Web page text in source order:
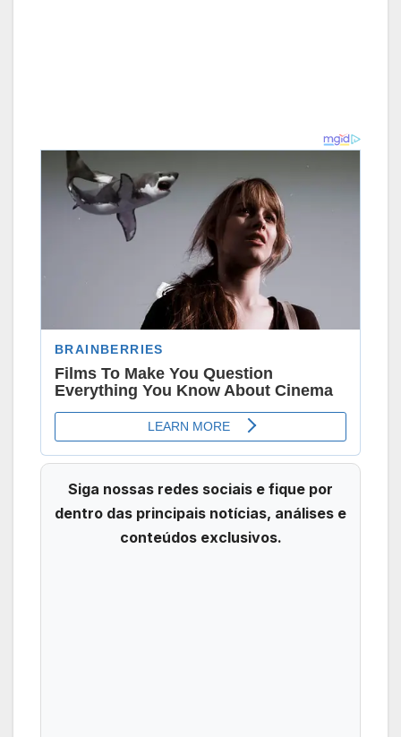
Siga nossas redes sociais e fique por
dentro das principais notícias, análises e
conteúdos exclusivos.